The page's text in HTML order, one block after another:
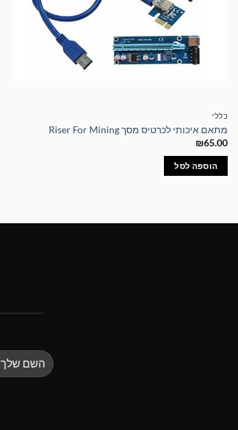
כללי
מתאם איכותי לכרטיס מסך Riser For Mining
₪65.00
הוספה לסל